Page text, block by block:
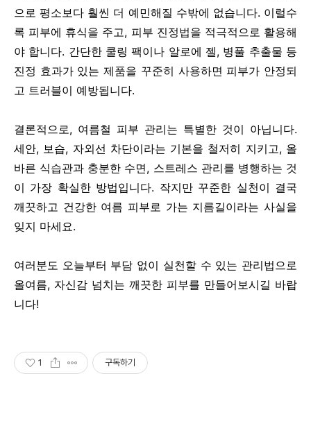
으로 평소보다 훨씬 더 예민해질 수밖에 없습니다. 이럴수
록 피부에 휴식을 주고, 피부 진정법을 적극적으로 활용해
야 합니다. 간단한 쿨링 팩이나 알로에 젤, 병풀 추출물 등
진정 효과가 있는 제품을 꾸준히 사용하면 피부가 안정되
고 트러블이 예방됩니다.
결론적으로, 여름철 피부 관리는 특별한 것이 아닙니다.
세안, 보습, 자외선 차단이라는 기본을 철저히 지키고, 올
바른 식습관과 충분한 수면, 스트레스 관리를 병행하는 것
이 가장 확실한 방법입니다. 작지만 꾸준한 실천이 결국
깨끗하고 건강한 여름 피부로 가는 지름길이라는 사실을
잊지 마세요.
여러분도 오늘부터 부담 없이 실천할 수 있는 관리법으로
올여름, 자신감 넘치는 깨끗한 피부를 만들어보시길 바랍
니다!
1 구독하기